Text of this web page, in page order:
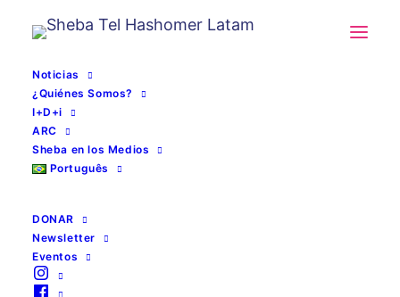
Noticias
¿Quiénes Somos?
I+D+i
ARC
Sheba en los Medios
Português
DONAR
Newsletter
Eventos
Events